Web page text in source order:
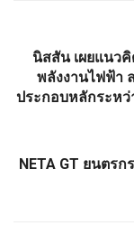
นิสสัน เผยแนว
พลังงานไฟฟ้า
ประกอบหลักระหว่
NETA GT ยนตร